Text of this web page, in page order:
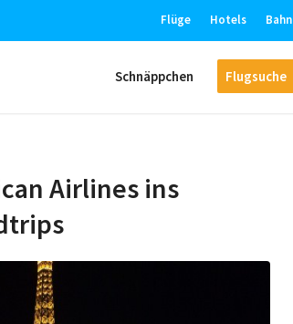
Flüge Hotels Bahn
Schnäppchen Flugsuche
Airlines ins